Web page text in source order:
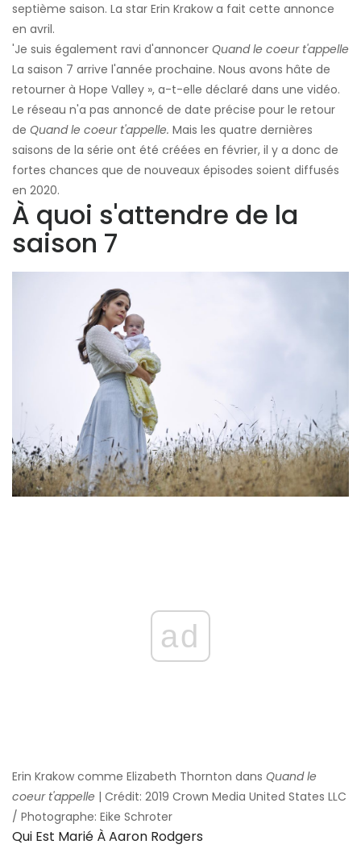
septième saison. La star Erin Krakow a fait cette annonce
en avril.
'Je suis également ravi d'annoncer Quand le coeur t'appelle
La saison 7 arrive l'année prochaine. Nous avons hâte de
retourner à Hope Valley », a-t-elle déclaré dans une vidéo.
Le réseau n'a pas annoncé de date précise pour le retour
de Quand le coeur t'appelle. Mais les quatre dernières
saisons de la série ont été créées en février, il y a donc de
fortes chances que de nouveaux épisodes soient diffusés
en 2020.
À quoi s'attendre de la
saison 7
ad
Erin Krakow comme Elizabeth Thornton dans Quand le
coeur t'appelle | Crédit: 2019 Crown Media United States LLC
/ Photographe: Eike Schroter
Qui Est Marié À Aaron Rodgers